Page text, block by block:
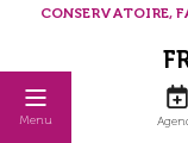
Menu
CONSERVATOIRE,